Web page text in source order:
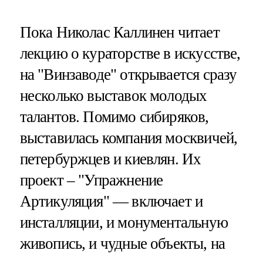
Пока Николас Каллинен читает
лекцию о кураторстве в искусстве,
на "Винзаводе" открывается сразу
несколько выставок молодых
талантов. Помимо сибиряков,
выставилась компания москвичей,
петербуржцев и киевлян. Их
проект – "Упражнение
Артикуляция" — включает и
инсталляции, и монументальную
живопись, и чудные объекты, на